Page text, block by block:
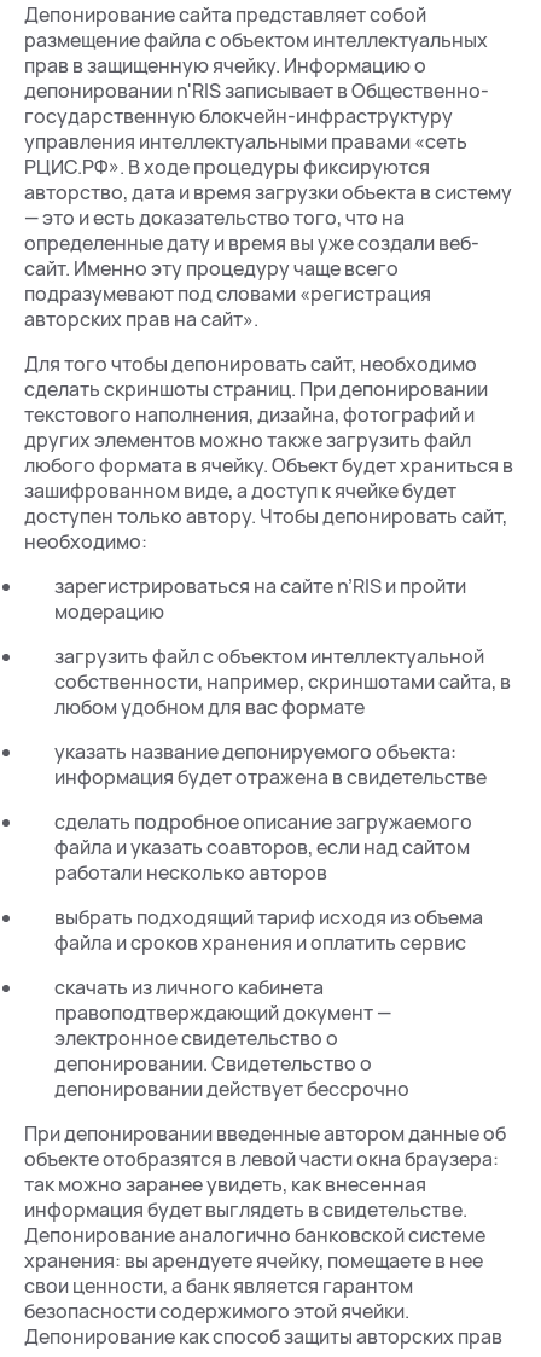
Депонирование сайта представляет собой
размещение файла с объектом интеллектуальных
прав в защищенную ячейку. Информацию о
депонировании n'RIS записывает в Общественно-
государственную блокчейн-инфраструктуру
управления интеллектуальными правами «сеть
РЦИС.РФ». В ходе процедуры фиксируются
авторство, дата и время загрузки объекта в систему
— это и есть доказательство того, что на
определенные дату и время вы уже создали веб-
сайт. Именно эту процедуру чаще всего
подразумевают под словами «регистрация
авторских прав на сайт».
Для того чтобы депонировать сайт, необходимо
сделать скриншоты страниц. При депонировании
текстового наполнения, дизайна, фотографий и
других элементов можно также загрузить файл
любого формата в ячейку. Объект будет храниться в
зашифрованном виде, а доступ к ячейке будет
доступен только автору. Чтобы депонировать сайт,
необходимо:
зарегистрироваться на сайте n’RIS и пройти
модерацию
загрузить файл с объектом интеллектуальной
собственности, например, скриншотами сайта, в
любом удобном для вас формате
указать название депонируемого объекта:
информация будет отражена в свидетельстве
сделать подробное описание загружаемого
файла и указать соавторов, если над сайтом
работали несколько авторов
выбрать подходящий тариф исходя из объема
файла и сроков хранения и оплатить сервис
скачать из личного кабинета
правоподтверждающий документ —
электронное свидетельство о
депонировании. Свидетельство о
депонировании действует бессрочно
При депонировании введенные автором данные об
объекте отобразятся в левой части окна браузера:
так можно заранее увидеть, как внесенная
информация будет выглядеть в свидетельстве.
Депонирование аналогично банковской системе
хранения: вы арендуете ячейку, помещаете в нее
свои ценности, а банк является гарантом
безопасности содержимого этой ячейки.
Депонирование как способ защиты авторских прав